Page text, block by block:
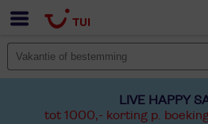
LIVE HAPPY
tot 1000,- korting p.